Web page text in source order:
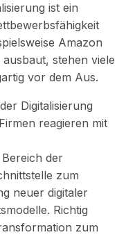
ist ein
Amazon
stehen viele
vor dem Aus.
Digitalisierung
reagieren mit
der
zum
neuer digitaler
Richtig
zum